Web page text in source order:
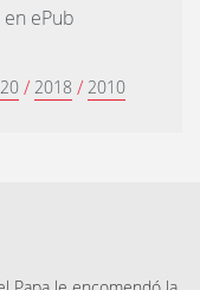
en ePub
/ 2018 / 2010